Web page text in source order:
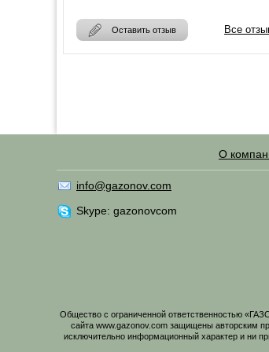
Оставить отзыв Все
О
info@gazonov.com
Skype: gazonovcom
Общество с ограниченной ответственностью
сайта www.gazonov.com защищены авторским
исключительно информационный характер и ни